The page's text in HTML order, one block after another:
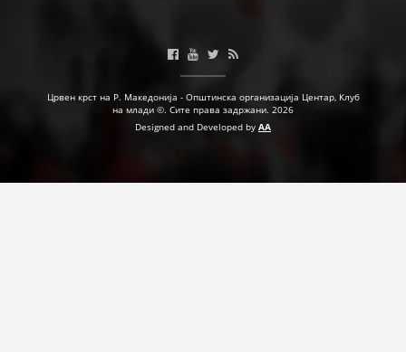
Црвен крст на Р. Македонија - Општинска организација Центар, Клуб
на млади ©. Сите права задржани. 2026
Designed and Developed by AA